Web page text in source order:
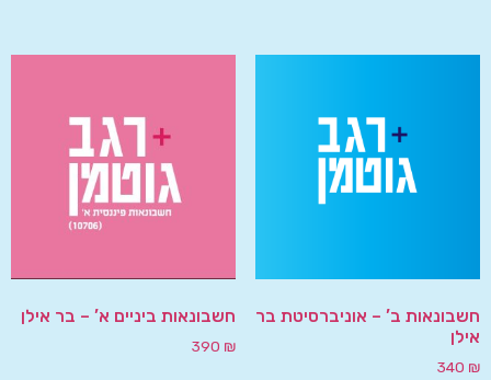
חשבונאות ב’ – אוניברסיטת בר
אילן
340 ₪
חשבונאות ביניים א’ – בר אילן
390 ₪